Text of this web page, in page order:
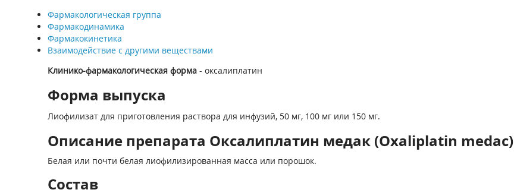
Фармакологическая группа
Фармакодинамика
Фармакокинетика
Взаимодействие с другими веществами
Клинико-фармакологическая форма- оксалиплатин
Форма выпуска
Лиофилизат для приготовления раствора для инфузий, 50 мг, 100 мг или 150 мг.
Описание препарата Оксалиплатин медак (Oxaliplatin medac)
Белая или почти белая лиофилизированная масса или порошок.
Состав